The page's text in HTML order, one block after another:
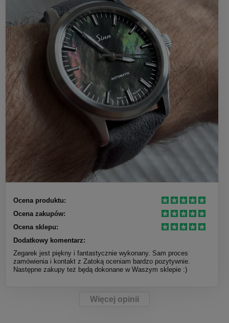
Ocena produktu:
Ocena zakupów:
Ocena sklepu:
Dodatkowy komentarz:
Zegarek jest piękny i fantastycznie wykonany. Sam proces
zamówienia i kontakt z Zatoką oceniam bardzo pozytywnie.
Następne zakupy też będą dokonane w Waszym sklepie :)
Więcej opinii